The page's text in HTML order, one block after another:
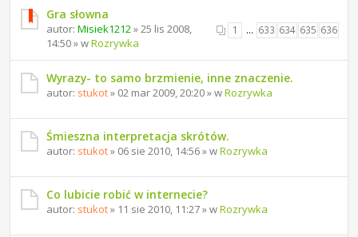
Gra słowna
1 … 633 634 635 636
autor: Misiek1212» 25 lis 2008,
14:50 » wRozrywka
Wyrazy- to samo brzmienie, inne znaczenie.
autor: stukot» 02 mar 2009, 20:20 » wRozrywka
Śmieszna interpretacja skrótów.
autor: stukot» 06 sie 2010, 14:56 » wRozrywka
Co lubicie robić w internecie?
autor: stukot» 11 sie 2010, 11:27 » wRozrywka